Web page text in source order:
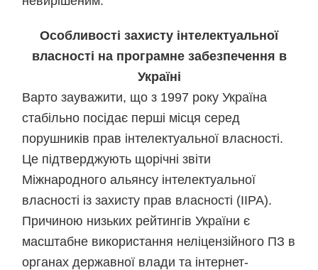
Особливості захисту інтелектуальної
власності на програмне забезпечення в
Україні
Варто зауважити, що з 1997 року Україна
стабільно посідає перші місця серед
порушників прав інтелектуальної власності.
Це підтверджують щорічні звіти
Міжнародного альянсу інтелектуальної
власності із захисту прав власності (IIPA).
Причиною низьких рейтингів України є
масштабне використання неліцензійного ПЗ в
органах державної влади та інтернет-